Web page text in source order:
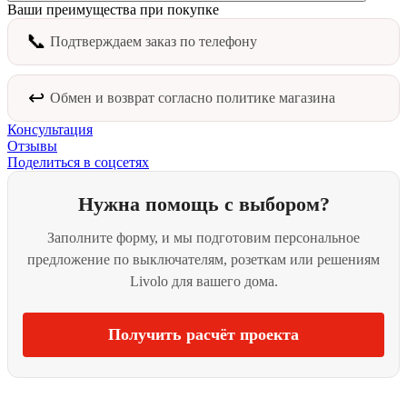
Ваши преимущества при покупке
📞 Подтверждаем заказ по телефону
↩️ Обмен и возврат согласно политике магазина
Консультация
Отзывы
Поделиться в соцсетях
Нужна помощь с выбором?
Заполните форму, и мы подготовим персональное
предложение по выключателям, розеткам или решениям
Livolo для вашего дома.
Получить расчёт проекта